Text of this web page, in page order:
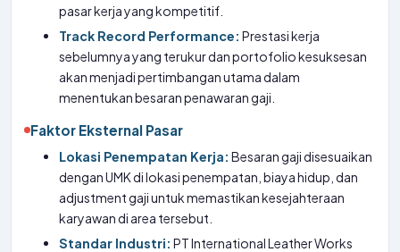
pasar kerja yang kompetitif.
Track Record Performance: Prestasi kerja
sebelumnya yang terukur dan portofolio kesuksesan
akan menjadi pertimbangan utama dalam
menentukan besaran penawaran gaji.
Faktor Eksternal Pasar
Lokasi Penempatan Kerja: Besaran gaji disesuaikan
dengan UMK di lokasi penempatan, biaya hidup, dan
adjustment gaji untuk memastikan kesejahteraan
karyawan di area tersebut.
Standar Industri: PT International Leather Works